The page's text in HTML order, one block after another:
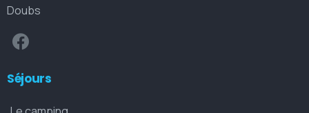
Doubs
Séjours